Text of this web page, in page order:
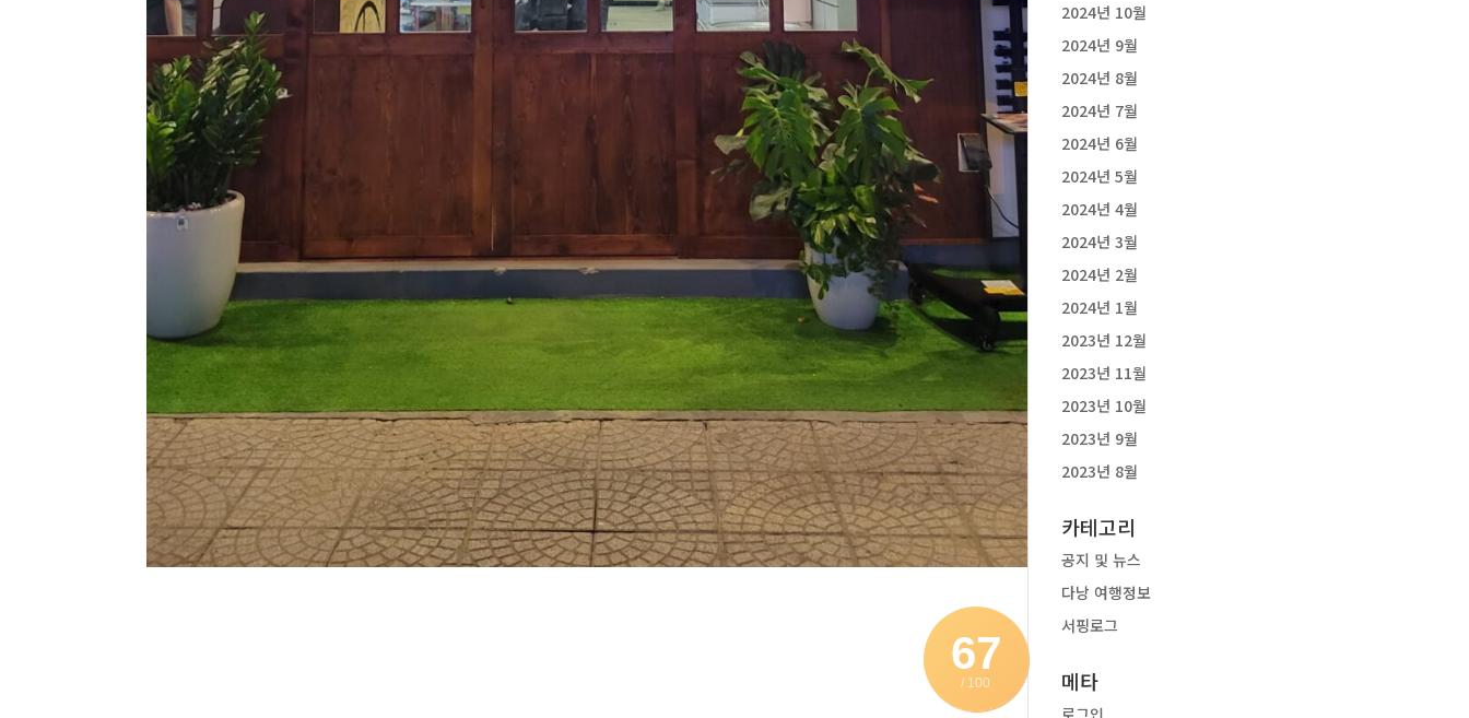
67
/ 100
2024년 10월
2024년 9월
2024년 8월
2024년 7월
2024년 6월
2024년 5월
2024년 4월
2024년 3월
2024년 2월
2024년 1월
2023년 12월
2023년 11월
2023년 10월
2023년 9월
2023년 8월
카테고리
공지 및 뉴스
다낭 여행정보
서핑로그
메타
로그인